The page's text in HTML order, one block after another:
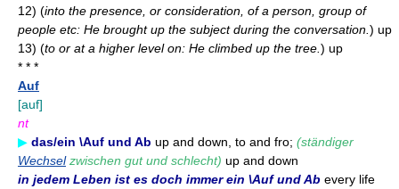
12) (into the presence, or consideration, of a person, group of
people etc: He brought up the subject during the conversation. ) up
13) (to or at a higher level on: He climbed up the tree. ) up
* * *
Auf
[auf]
nt
▶ das/ein \Auf und Ab up and down, to and fro; (ständiger
Wechselzwischen gut und schlecht) up and down
in jedem Leben ist es doch immer ein \Auf und Ab every life